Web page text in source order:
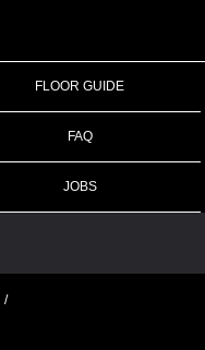
FLOOR GUIDE
FAQ
JOBS